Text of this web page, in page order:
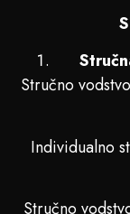
Stručno
Individualno
Stručno